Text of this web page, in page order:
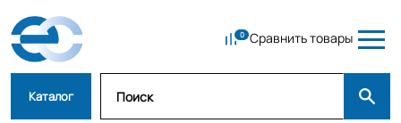
Сравнить товары
Каталог